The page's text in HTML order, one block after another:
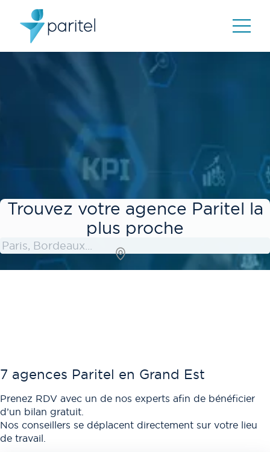
Trouvez votre agence Paritel la
plus proche
7 agences Paritel en Grand Est
Prenez RDV avec un de nos experts afin de bénéficier
d’un bilan gratuit.
Nos conseillers se déplacent directement sur votre lieu
de travail.